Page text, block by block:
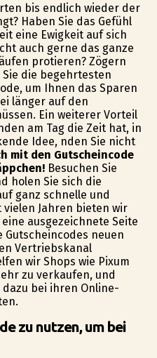
bis endlich wieder der
Haben Sie das Gefühl
eine Ewigkeit auf sich
auch gerne das ganze
profitieren? Zögern
die begehrtesten
um Ihnen das Sparen
länger auf den
Ein weiterer Vorteil
am Tag die Zeit hat, in
Idee, finden Sie nicht
mit den Gutscheincode
Besuchen Sie
holen Sie sich die
ganz schnelle und
vielen Jahren bieten wir
ausgezeichnete Seite
neuen
Vertriebskanal
wir Shops wie Pixum
zu verkaufen, und
bei ihren Online-
zu nutzen, um bei